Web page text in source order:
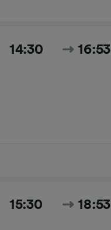
14:30 16:53
15:30 18:53